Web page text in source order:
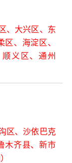
、大兴区、东
、海淀区、
义区、通州
区、沙依巴克
木齐县、新市